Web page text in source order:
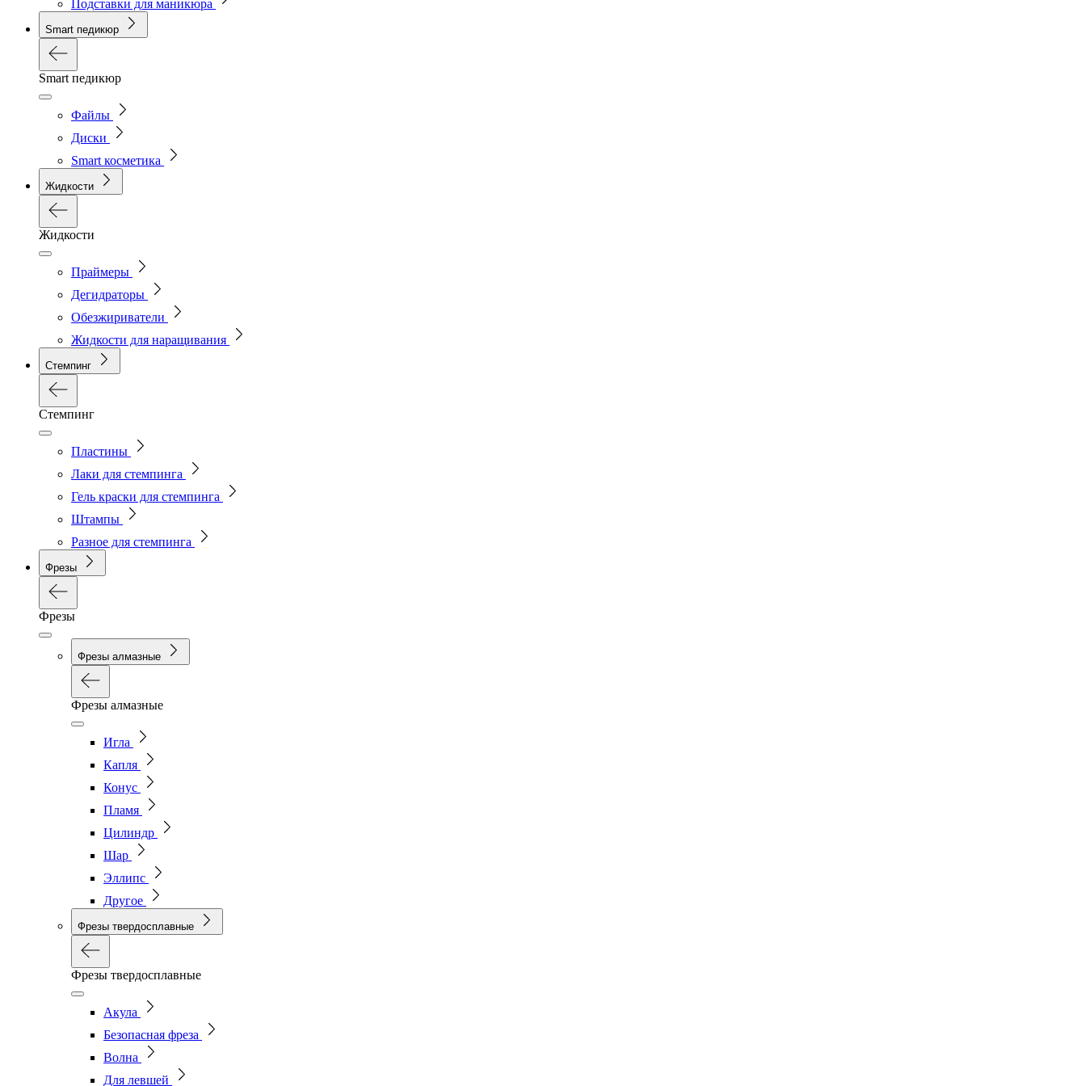
Подставки для маникюра
Smart педикюр
Smart педикюр
Файлы
Диски
Smart косметика
Жидкости
Жидкости
Праймеры
Дегидраторы
Обезжириватели
Жидкости для наращивания
Стемпинг
Стемпинг
Пластины
Лаки для стемпинга
Гель краски для стемпинга
Штампы
Разное для стемпинга
Фрезы
Фрезы
Фрезы алмазные
Фрезы алмазные
Игла
Капля
Конус
Пламя
Цилиндр
Шар
Эллипс
Другое
Фрезы твердосплавные
Фрезы твердосплавные
Акула
Безопасная фреза
Волна
Для левшей